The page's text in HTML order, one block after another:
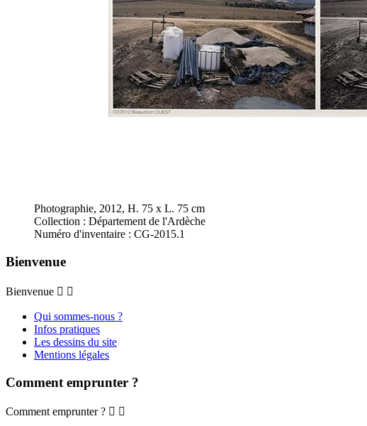
Photographie, 2012, H. 75 x L. 75 cm
Collection : Département de l'Ardèche
Numéro d'inventaire : CG-2015.1
Bienvenue
Bienvenue  
Qui sommes-nous ?
Infos pratiques
Les dessins du site
Mentions légales
Comment emprunter ?
Comment emprunter ?  